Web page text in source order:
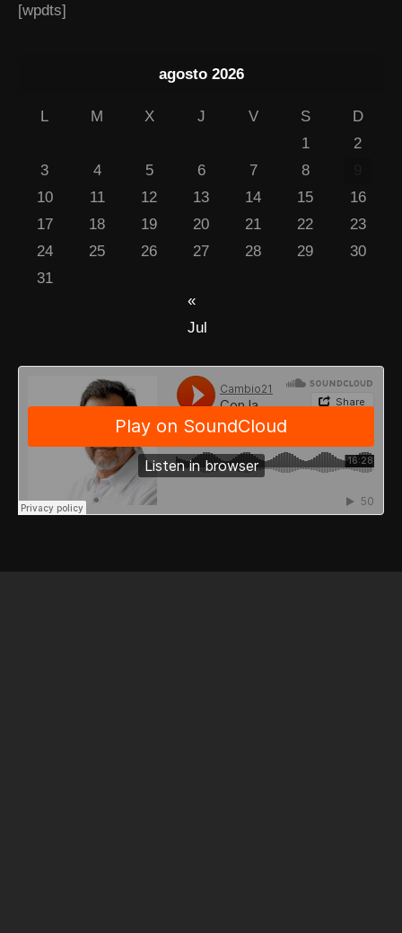
[wpdts]
agosto 2026
L M X J V S
D
1
2
3
4 5 6 7 8
10
11 12 13 14 15
16
17
18 19 20 21 22
23
24
25 26 27 28 29
30
31
«
Jul